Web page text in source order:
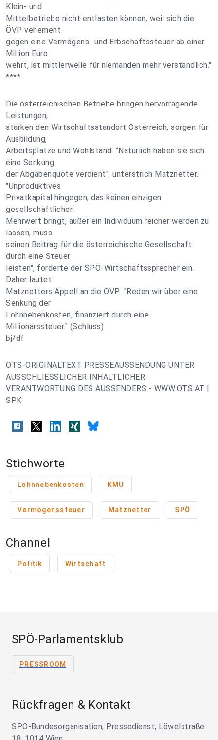
Klein- und
Mittelbetriebe nicht entlasten können, weil sich die
ÖVP vehement
gegen eine Vermögens- und Erbschaftssteuer ab einer
Million Euro
wehrt, ist mittlerweile für niemanden mehr verständlich."
****
Die österreichischen Betriebe bringen hervorragende
Leistungen,
stärken den Wirtschaftsstandort Österreich, sorgen für
Ausbildung,
Arbeitsplätze und Wohlstand. "Natürlich haben sie sich
eine Senkung
der Abgabenquote verdient", unterstrich Matznetter.
"Unproduktives
Privatkapital hingegen, das keinen einzigen
gesellschaftlichen
Mehrwert bringt, außer ein Individuum reicher werden zu
lassen, muss
seinen Beitrag für die österreichische Gesellschaft
durch eine Steuer
leisten", forderte der SPÖ-Wirtschaftssprecher ein.
Daher lautet
Matznetters Appell an die ÖVP: "Reden wir über eine
Senkung der
Lohnnebenkosten, finanziert durch eine
Millionärssteuer." (Schluss)
bj/df
OTS-ORIGINALTEXT PRESSEAUSSENDUNG UNTER
AUSSCHLIESSLICHER INHALTLICHER
VERANTWORTUNG DES AUSSENDERS - WWW.OTS.AT |
SPK
Stichworte
Lohnnebenkosten KMU
Vermögenssteuer Matznetter SPÖ
Channel
Politik Wirtschaft
SPÖ-Parlamentsklub
PRESSROOM
Rückfragen & Kontakt
SPÖ-Bundesorganisation, Pressedienst, Löwelstraße